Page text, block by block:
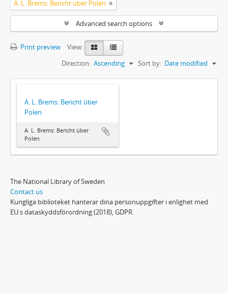
A. L. Brems: Bericht über Polen
Advanced search options
Print preview
View:
Sort by: Date modified
Direction: Ascending
A. L. Brems: Bericht über
Polen
A. L. Brems: Bericht über
Polen
The National Library of Sweden
Contact us
Kungliga biblioteket hanterar dina personuppgifter i enlighet med
EU:s dataskyddsförordning (2018), GDPR.